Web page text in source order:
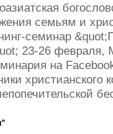
семьям и
семинар
23-26 февраля,
на
христианского